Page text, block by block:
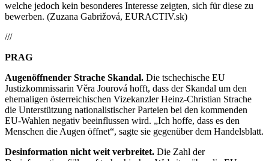
welche jedoch kein besonderes Interesse zeigten, sich für diese zu
bewerben. (Zuzana Gabrižová, EURACTIV.sk)
///
PRAG
Augenöffnender Strache Skandal. Die tschechische EU
Justizkommissarin Věra Jourová hofft, dass der Skandal um den
ehemaligen österreichischen Vizekanzler Heinz-Christian Strache
die Unterstützung nationalistischer Parteien bei den kommenden
EU-Wahlen negativ beeinflussen wird. „Ich hoffe, dass es den
Menschen die Augen öffnet“, sagte sie gegenüber dem Handelsblatt.
Desinformation nicht weit verbreitet. Die Zahl der